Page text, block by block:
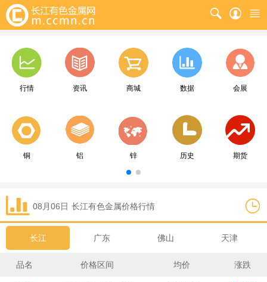
行情 资讯 商城 数据 会展
铜 铝 锌 历史 期货
08月06日 长江有色金属价格行情
长江 广东 佛山 天津
品名 价格区间 均价 涨跌